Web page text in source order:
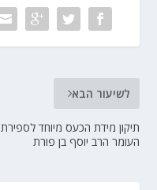
לשיעור הבא
תיקון מידת הכעס מיוחד לספירת
העומר הרב יוסף בן פורת